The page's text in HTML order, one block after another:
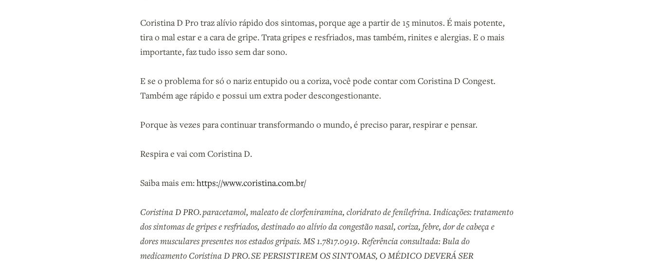
Coristina D Pro traz alívio rápido dos sintomas, porque age a partir de 15 minutos. É mais potente,
tira o mal estar e a cara de gripe. Trata gripes e resfriados, mas também, rinites e alergias. E o mais
importante, faz tudo isso sem dar sono.
E se o problema for só o nariz entupido ou a coriza, você pode contar com Coristina D Congest.
Também age rápido e possui um extra poder descongestionante.
Porque às vezes para continuar transformando o mundo, é preciso parar, respirar e pensar.
Respira e vai com Coristina D.
Saiba mais em:https://www.coristina.com.br/
Coristina D PRO. paracetamol, maleato de clorfeniramina, cloridrato de fenilefrina. Indicações: tratamento
dos sintomas de gripes e resfriados, destinado ao alívio da congestão nasal, coriza, febre, dor de cabeça e
dores musculares presentes nos estados gripais. MS 1.7817.0919. Referência consultada: Bula do
medicamento Coristina D PRO. SE PERSISTIREM OS SINTOMAS, O MÉDICO DEVERÁ SER